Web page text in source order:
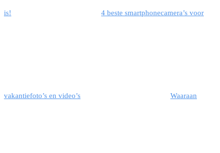
is! 4 beste smartphonecamera’s voor
vakantiefoto’s en video’s Waaraan